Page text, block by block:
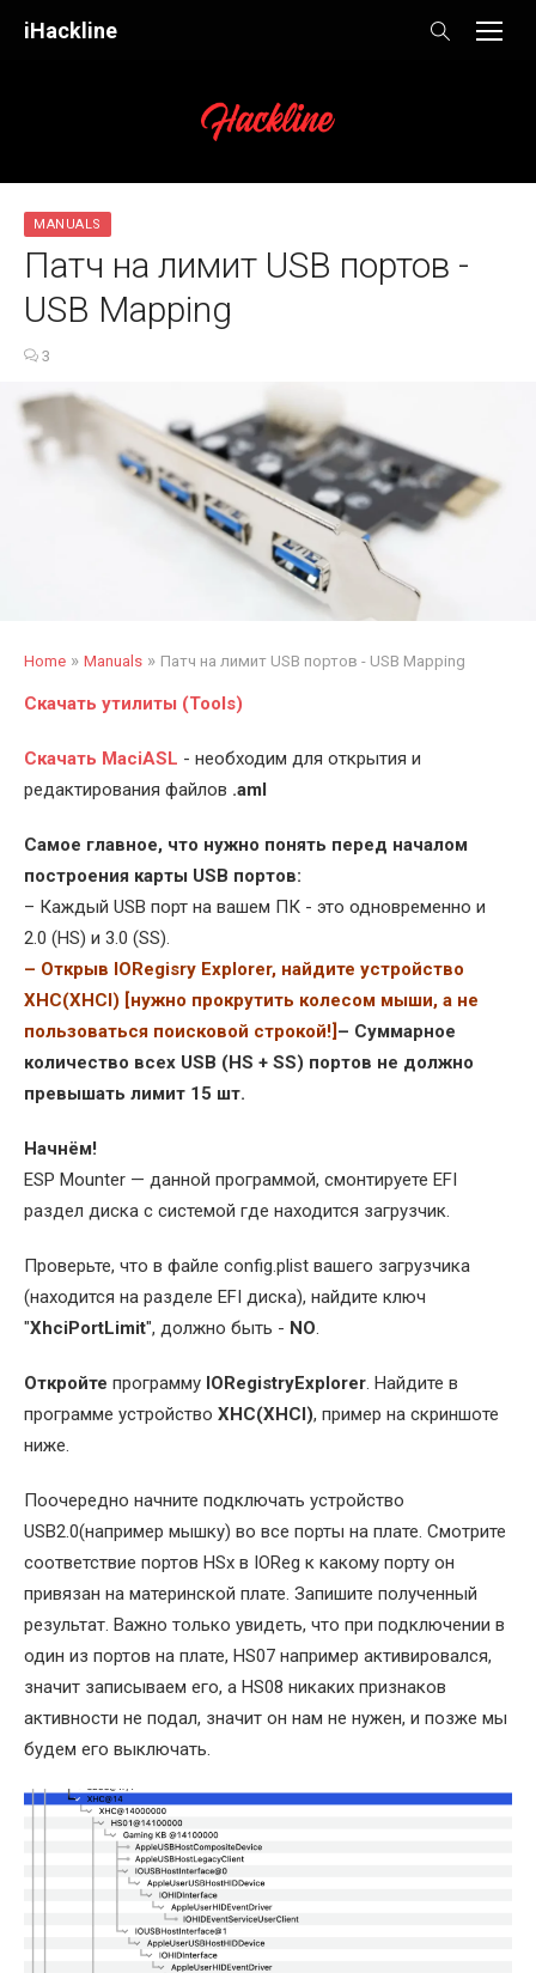
iHackline
MANUALS
Патч на лимит USB портов -
USB Mapping
3
Home » Manuals » Патч на лимит USB портов - USB Mapping
Скачать утилиты (Tools)
Скачать MaciASL - необходим для открытия и
редактирования файлов .aml
Самое главное, что нужно понять перед началом
построения карты USB портов:
– Каждый USB порт на вашем ПК - это одновременно и
2.0 (HS) и 3.0 (SS).
– Открыв IORegisry Explorer, найдите устройство
XHC(XHCI) [нужно прокрутить колесом мыши, а не
пользоваться поисковой строкой!] – Суммарное
количество всех USB (HS + SS) портов не должно
превышать лимит 15 шт.
Начнём!
ESP Mounter — данной программой, смонтируете EFI
раздел диска с системой где находится загрузчик.
Проверьте, что в файле config.plist вашего загрузчика
(находится на разделе EFI диска), найдите ключ
"XhciPortLimit", должно быть - NO.
Откройте программу IORegistryExplorer. Найдите в
программе устройство XHC(XHCI), пример на скриншоте
ниже.
Поочередно начните подключать устройство
USB2.0(например мышку) во все порты на плате. Смотрите
соответствие портов HSx в IOReg к какому порту он
привязан на материнской плате. Запишите полученный
результат. Важно только увидеть, что при подключении в
один из портов на плате, HS07 например активировался,
значит записываем его, а HS08 никаких признаков
активности не подал, значит он нам не нужен, и позже мы
будем его выключать.